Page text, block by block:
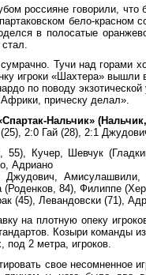
россияне говорили, что
бело-красном
в полосатые
Тучи над горами
игроки «Шахтера»
по поводу
прическу делал».
Нальчик»
2:0 Гай (28), 2:1
55), Кучер, Шевчук
Адриано
84), Филиппе
(45), Левандовски (71),
на плотную опеку
Козыри команды
под 2 метра, игроков.
свое несомненное